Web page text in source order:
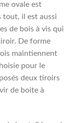
ovale est
tout, il est aussi
de bois à vis qui
De forme
maintiennent
pour le
deux tiroirs
de boite à